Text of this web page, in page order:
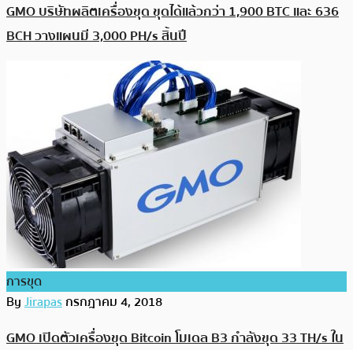
GMO บริษัทผลิตเครื่องขุด ขุดได้แล้วกว่า 1,900 BTC และ 636
BCH วางแผนมี 3,000 PH/s สิ้นปี
การขุด
ByJirapasกรกฎาคม 4, 2018
GMO เปิดตัวเครื่องขุด Bitcoin โมเดล B3 กำลังขุด 33 TH/s ใน